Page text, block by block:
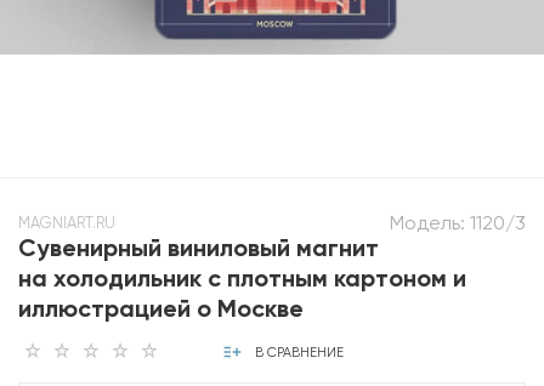
Модель: 1120/3
MAGNIART.RU
Сувенирный виниловый магнит
на холодильник с плотным картоном и
иллюстрацией о Москве
В СРАВНЕНИЕ